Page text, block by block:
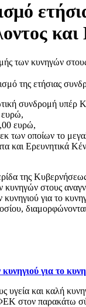
της ετήσιας
συνδρομή
ευρώ,
ευρώ,
των οποίων το
και Ερευνητικά
της
στους
για το
για το
υγεία και καλή
στον παρακάτω